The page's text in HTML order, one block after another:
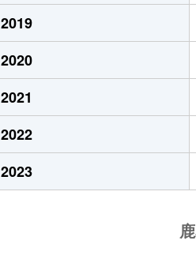
2019
2020
2021
2022
2023